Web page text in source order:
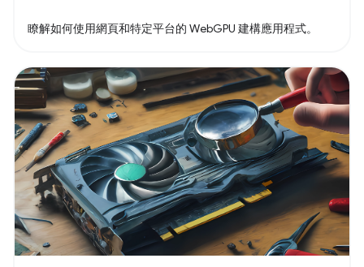
瞭解如何使用網頁和特定平台的 WebGPU 建構應用程式。